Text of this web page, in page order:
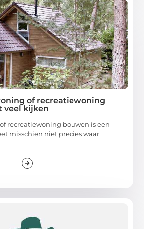
of recreatiewoning
veel kijken
recreatiewoning bouwen is een
misschien niet precies waar